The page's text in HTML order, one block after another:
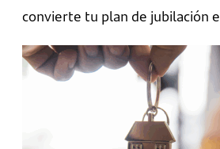
convierte tu plan de jubilación